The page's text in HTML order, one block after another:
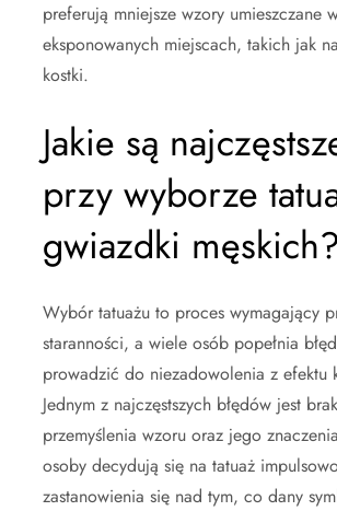
preferują mniejsze wzory umieszczane
eksponowanych miejscach, takich jak
kostki.
Jakie są
przy wyborze
gwiazdki męskich?
Wybór tatuażu to proces wymagający
staranności, a wiele osób popełnia
prowadzić do niezadowolenia z efektu
Jednym z najczęstszych błędów jest
przemyślenia wzoru oraz jego
osoby decydują się na tatuaż
zastanowienia się nad tym, co dany